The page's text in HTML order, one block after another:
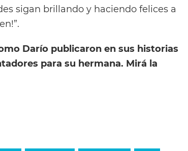
sigan brillando y haciendo felices a
Darío publicaron en sus historias
para su hermana. Mirá la